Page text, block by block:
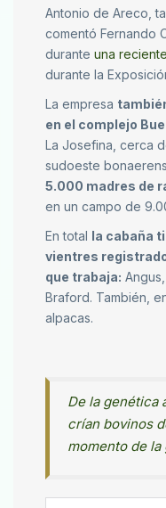
Antonio de Areco,
comentó Fernando
durante una
durante la
La empresa
en el complejo
La Josefina, cerca
sudoeste
5.000 madres de
en un campo de
En total la cabaña
vientres
que trabaja:
Braford. También,
alpacas.
De la genética
crían bovinos
momento de la